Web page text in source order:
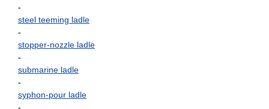
-
steel teeming ladle
-
stopper-nozzle ladle
-
submarine ladle
-
syphon-pour ladle